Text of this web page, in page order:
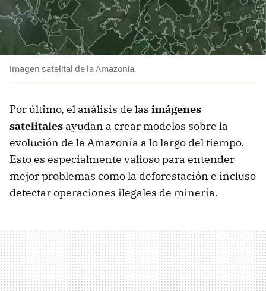
Imagen satelital de la Amazonía.
Por último, el análisis de las imágenes
satelitales ayudan a crear modelos sobre la
evolución de la Amazonía a lo largo del tiempo.
Esto es especialmente valioso para entender
mejor problemas como la deforestación e incluso
detectar operaciones ilegales de minería.